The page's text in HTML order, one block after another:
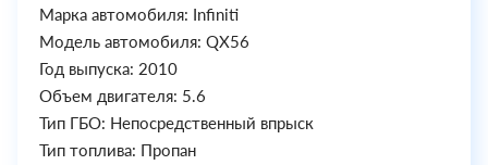
Марка автомобиля: Infiniti
Модель автомобиля: QX56
Год выпуска: 2010
Объем двигателя: 5.6
Тип ГБО: Непосредственный впрыск
Тип топлива: Пропан